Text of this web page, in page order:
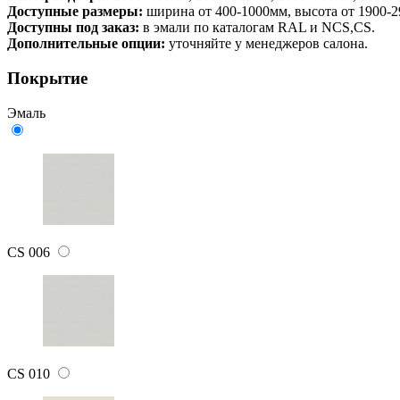
Доступные размеры: ширина от 400-1000мм, высота от 1900-
Доступны под заказ: в эмали по каталогам RAL и NCS,CS.
Дополнительные опции: уточняйте у менеджеров салона.
Покрытие
Эмаль
CS 006
CS 010